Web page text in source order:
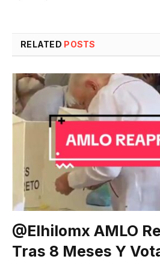
RELATED POSTS
@elhilomx AMLO
Tras 8 Meses Y